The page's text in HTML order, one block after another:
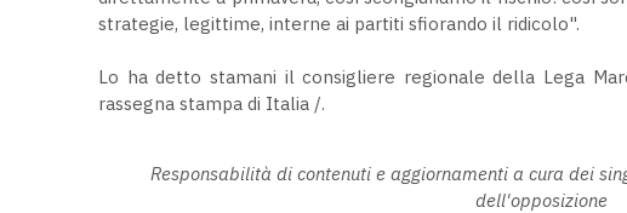
strategie, legittime, interne ai partiti sfiorando il ridicolo".
Lo ha detto stamani il consigliere regionale della Lega
rassegna stampa di Italia /.
Responsabilità di contenuti e aggiornamenti a cura dei
dell'opposizione